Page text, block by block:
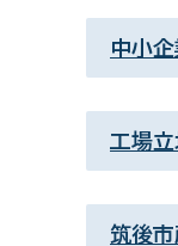
中小
工場
筑後